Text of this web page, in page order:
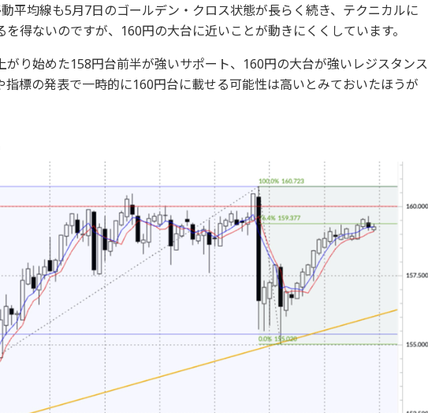
平均線も5月7日のゴールデン・クロス状態が長らく続き、テクニカルに
得ないのですが、160円の大台に近いことが動きにくくしています。
がり始めた158円台前半が強いサポート、160円の大台が強いレジスタンス
指標の発表で一時的に160円台に載せる可能性は高いとみておいたほうが